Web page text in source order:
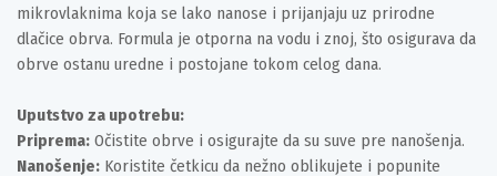
mikrovlaknima koja se lako nanose i prijanjaju uz prirodne
dlačice obrva. Formula je otporna na vodu i znoj, što osigurava da
obrve ostanu uredne i postojane tokom celog dana.
Uputstvo za upotrebu:
Priprema: Očistite obrve i osigurajte da su suve pre nanošenja.
Nanošenje: Koristite četkicu da nežno oblikujete i popunite